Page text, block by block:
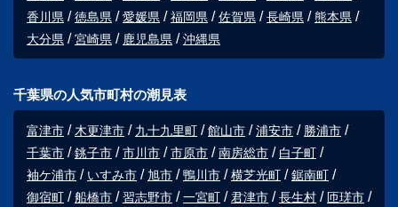
香川県
徳島県 愛媛県 福岡県 佐賀県 長崎県
熊本県
大分県
宮崎県 鹿児島県 沖縄県
千葉県の人気市町村の潮見表
富津市 木更津市 九十九里町 館山市 浦安市
勝浦市
千葉市
銚子市 市川市 市原市 南房総市
白子町
袖ケ浦市
いすみ市 旭市 鴨川市 横芝光町
鋸南町
御宿町
船橋市 習志野市 一宮町 君津市 長生村
匝瑳市